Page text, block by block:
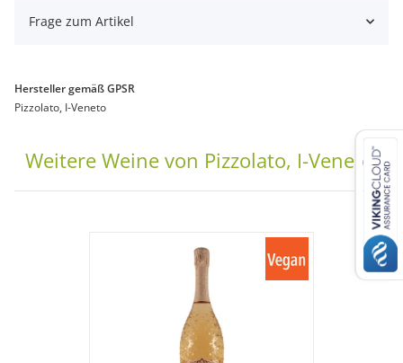
Frage zum Artikel
Hersteller gemäß GPSR
Pizzolato, I-Veneto
Weitere Weine von Pizzolato, I-Veneto: